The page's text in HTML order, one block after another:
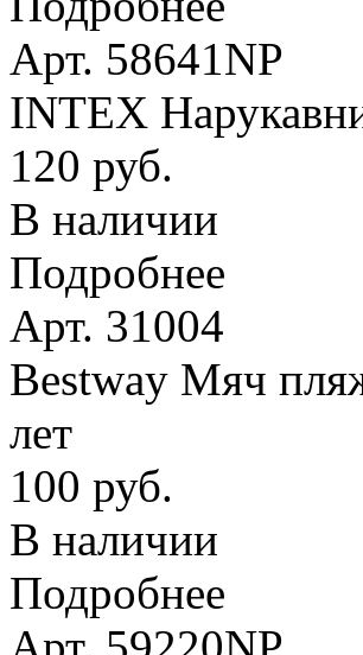
Арт. 58641NP
INTEX
120 руб.
В наличии
Подробнее
Арт. 31004
Bestway Мяч
лет
100 руб.
В наличии
Подробнее